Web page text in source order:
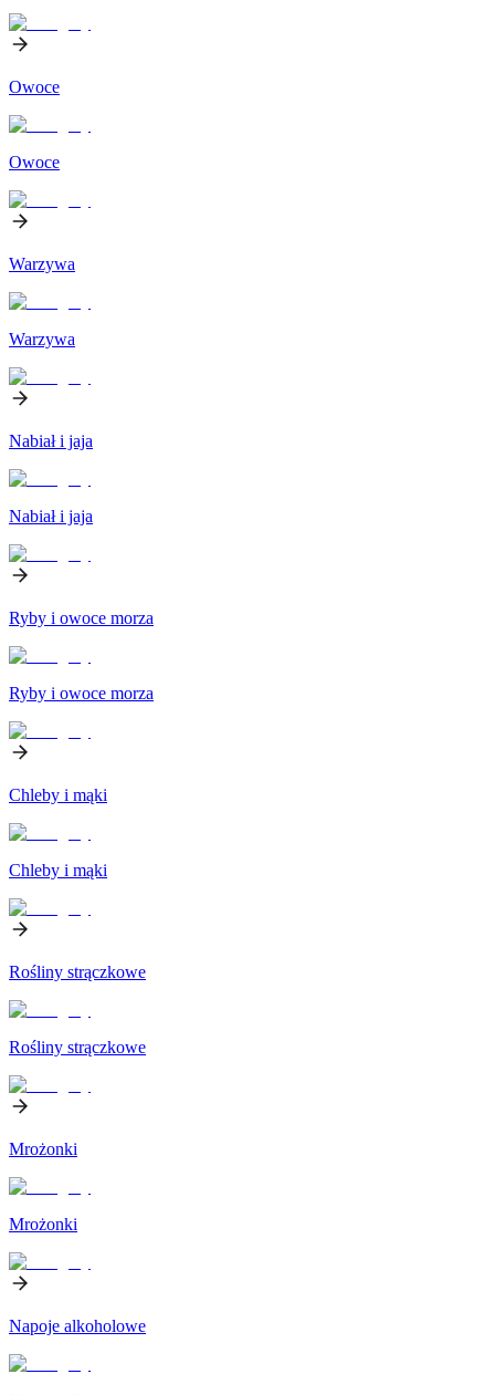
Owoce
Owoce
Warzywa
Warzywa
Nabiał i jaja
Nabiał i jaja
Ryby i owoce morza
Ryby i owoce morza
Chleby i mąki
Chleby i mąki
Rośliny strączkowe
Rośliny strączkowe
Mrożonki
Mrożonki
Napoje alkoholowe